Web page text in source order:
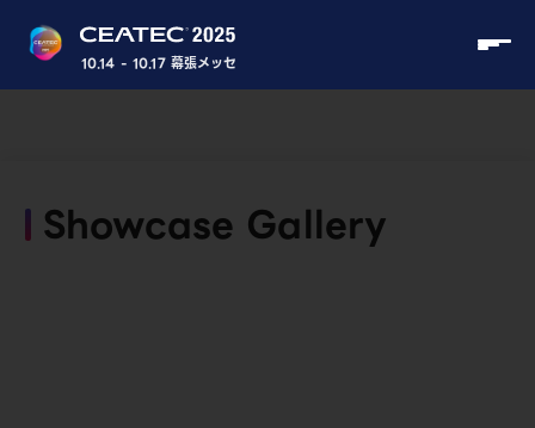
10.14 - 10.17 幕張メッセ
Showcase Gallery